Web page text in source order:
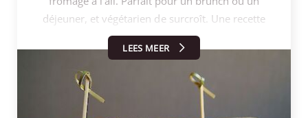
déjeuner, et végétarien de surcroît. Une recette
simple, mais ô combien délicieuse - idéale pour un
repas rapide mais savoureux. Laissez-vous
surprendre par la perfection simple de ce sandwich
au fromage agrémenté d'une pointe d'ail.
LEES MEER